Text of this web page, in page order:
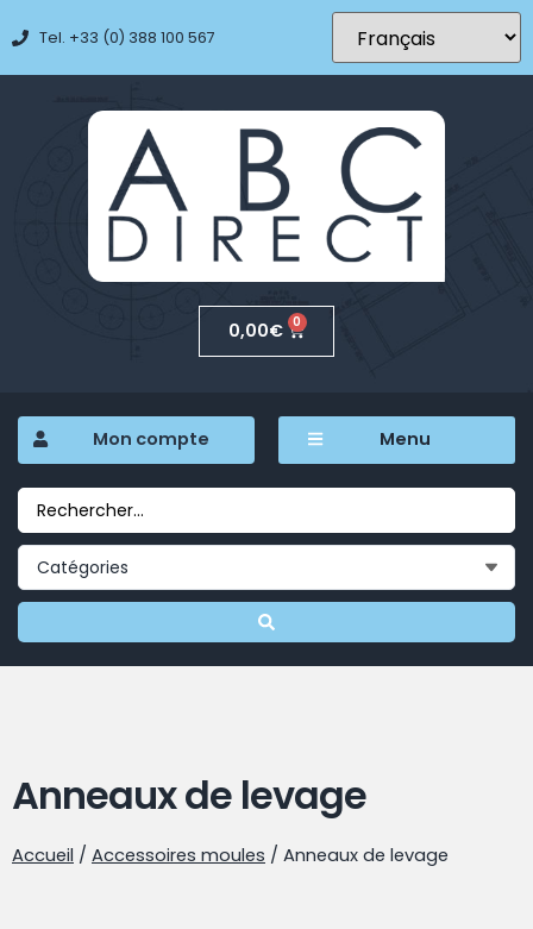
Tel. +33 (0) 388 100 567
0,00€ 0
Mon compte Menu
Anneaux de levage
Accueil / Accessoires moules / Anneaux de levage